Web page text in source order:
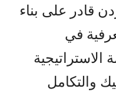
قادر على بناء
في
الاستراتيجية
والتكامل